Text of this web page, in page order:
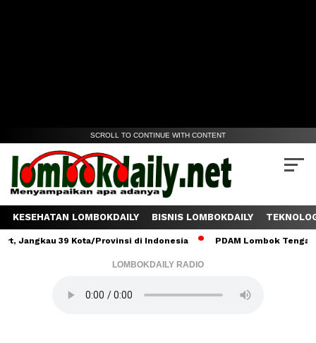
SCROLL TO CONTINUE WITH CONTENT
KESEHATAN LOMBOKDAILY BISNIS LOMBOKDAILY
39 Kota/Provinsi di Indonesia PDAM Lombok Tengah
LOMBOKDAILY RADIO